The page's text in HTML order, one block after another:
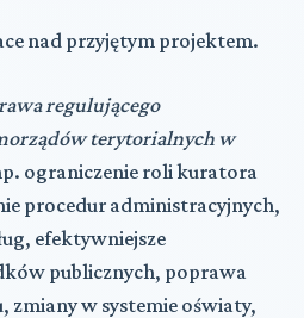
nad przyjętym projektem.
regulującego
terytorialnych w
ograniczenie roli kuratora
procedur administracyjnych,
efektywniejsze
publicznych, poprawa
w systemie oświaty,